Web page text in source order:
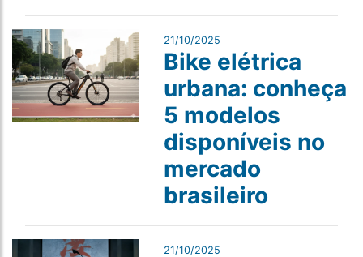
21/10/2025
Bike elétrica
urbana: conheça
5 modelos
disponíveis no
mercado
brasileiro
21/10/2025